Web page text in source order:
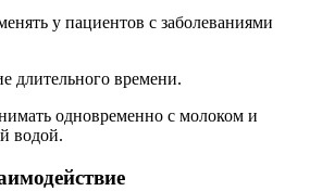
у пациентов с заболеваниями
длительного времени.
одновременно с молоком и
водой.